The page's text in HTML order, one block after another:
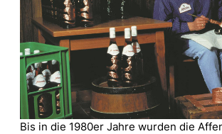
Bis in die 1980er Jahre wurden die